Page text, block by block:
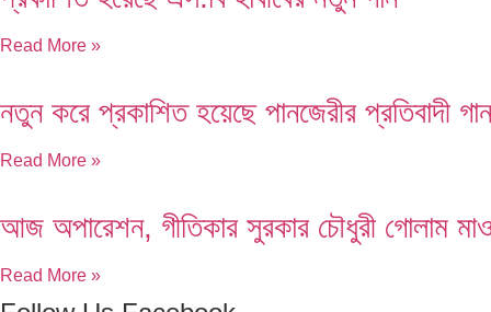
Read More »
নতুন করে প্রকাশিত হয়েছে পানজেরীর প্রতিবাদী গান
Read More »
আজ অপারেশন, গীতিকার সুরকার চৌধুরী গোলাম
Read More »